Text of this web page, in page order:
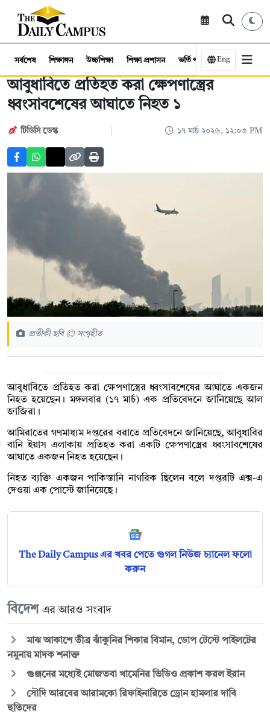
সর্বশেষ শিক্ষাঙ্গন উচ্চশিক্ষা শিক্ষা প্রশাসন ভর্তি পরীক্ষা কর্মসংস্থান
Eng
আবুধাবিতে প্রতিহত করা ক্ষেপণাস্ত্রের
ধ্বংসাবশেষের আঘাতে নিহত ১
টিডিসি ‍ডেস্ক ১৭ মার্চ ২০২৬, ১২:০৩ PM
প্রতীকী ছবি © সংগৃহীত
আবুধাবিতে প্রতিহত করা ক্ষেপণাস্ত্রের ধ্বংসাবশেষের আঘাতে একজন
নিহত হয়েছেন। মঙ্গলবার (১৭ মার্চ) এক প্রতিবেদনে জানিয়েছে আল
জাজিরা।
আমিরাতের গণমাধ্যম দপ্তরের বরাতে প্রতিবেদনে জানিয়েছে, আবুধাবির
বানি ইয়াস এলাকায় প্রতিহত করা একটি ক্ষেপণাস্ত্রের ধ্বংসাবশেষের
আঘাতে একজন নিহত হয়েছেন।
নিহত ব্যক্তি একজন পাকিস্তানি নাগরিক ছিলেন বলে দপ্তরটি এক্স-এ
দেওয়া এক পোস্টে জানিয়েছে।
The Daily Campus এর খবর পেতে গুগল নিউজ চ্যানেল ফলো
করুন
বিদেশ এর আরও সংবাদ
মাঝ আকাশে তীব্র ঝাঁকুনির শিকার বিমান, ডোপ টেস্টে পাইলটের
নমুনায় মাদক শনাক্ত
গুঞ্জনের মধ্যেই মোজতবা খামেনির ভিডিও প্রকাশ করল ইরান
সৌদি আরবের আরামকো রিফাইনারিতে ড্রোন হামলার দাবি
হুতিদের